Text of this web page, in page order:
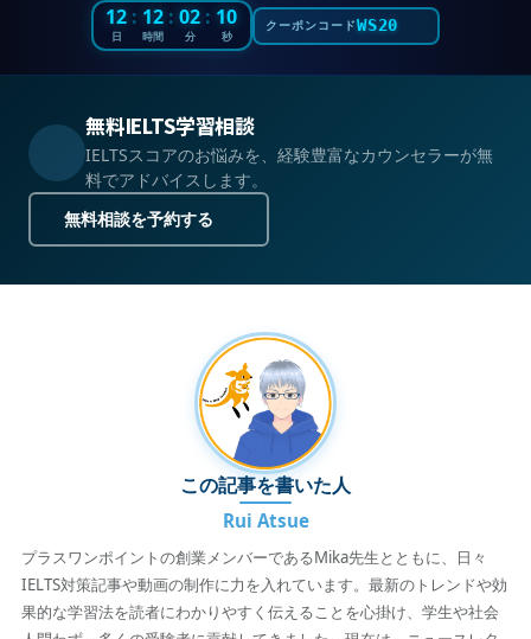
12
日
: 12
時間
: 02
分
: 08
秒
クーポンコードWS20
無料IELTS学習相談
IELTSスコアのお悩みを、経験豊富なカウンセラーが無
料でアドバイスします。
無料相談を予約する
この記事を書いた人
Rui Atsue
プラスワンポイントの創業メンバーであるMika先生とともに、日々
IELTS対策記事や動画の制作に力を入れています。最新のトレンドや効
果的な学習法を読者にわかりやすく伝えることを心掛け、学生や社会